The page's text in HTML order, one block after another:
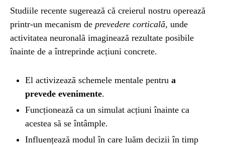
Studiile recente sugerează că creierul nostru operează
printr-un mecanism de prevedere corticală, unde
activitatea neuronală imaginează rezultate posibile
înainte de a întreprinde acțiuni concrete.
El activizează schemele mentale pentru a
prevede evenimente.
Funcționează ca un simulat acțiuni înainte ca
acestea să se întâmple.
Influențează modul în care luăm decizii în timp
ȘTIINȚA 1 year ago
Barajul Trei Defileuri a Încetinit Rotația
Pământului: Mit sau Realitate?
BLOG 2 years ago